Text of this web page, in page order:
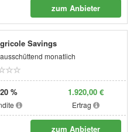
zum Anbieter
Savings
monatlich
% 1.920,00 €
Ertrag
zum Anbieter